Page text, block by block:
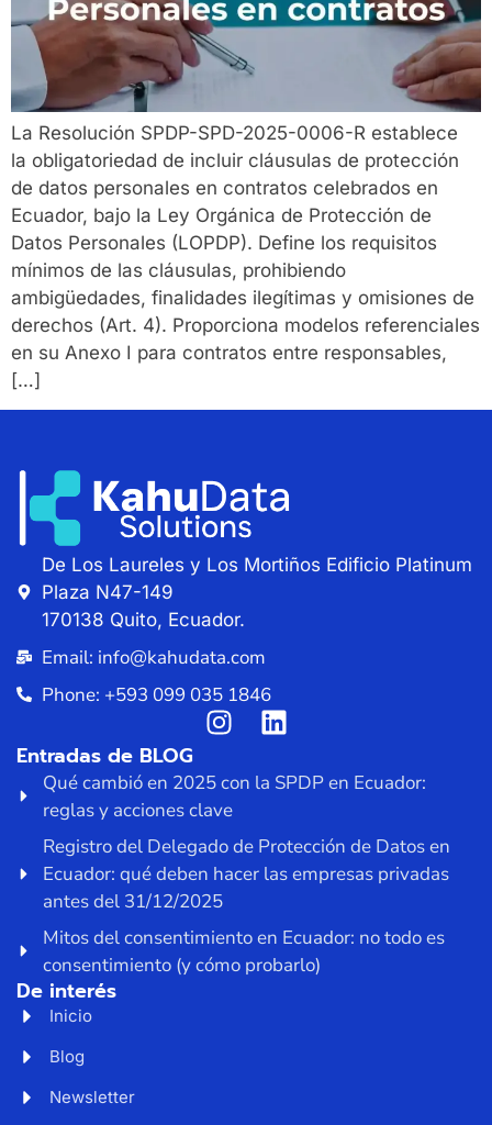
La Resolución SPDP-SPD-2025-0006-R establece
la obligatoriedad de incluir cláusulas de protección
de datos personales en contratos celebrados en
Ecuador, bajo la Ley Orgánica de Protección de
Datos Personales (LOPDP). Define los requisitos
mínimos de las cláusulas, prohibiendo
ambigüedades, finalidades ilegítimas y omisiones de
derechos (Art. 4). Proporciona modelos referenciales
en su Anexo I para contratos entre responsables,
[…]
De Los Laureles y Los Mortiños Edificio Platinum
Plaza N47-149
170138 Quito, Ecuador.
Email: info@kahudata.com
Phone: +593 099 035 1846
Entradas de BLOG
Qué cambió en 2025 con la SPDP en Ecuador:
reglas y acciones clave
Registro del Delegado de Protección de Datos en
Ecuador: qué deben hacer las empresas privadas
antes del 31/12/2025
Mitos del consentimiento en Ecuador: no todo es
consentimiento (y cómo probarlo)
De interés
Inicio
Blog
Newsletter